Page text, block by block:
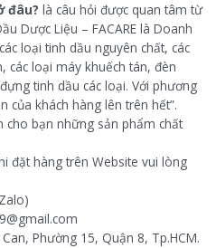
đâu? là câu hỏi được quan tâm từ
Dược Liệu – FACARE là Doanh
loại tinh dầu nguyên chất, các
các loại máy khuếch tán, đèn
tinh dầu các loại. Với phương
của khách hàng lên trên hết”.
cho bạn những sản phẩm chất
đặt hàng trên Website vui lòng
Phường 15, Quận 8, Tp.HCM.